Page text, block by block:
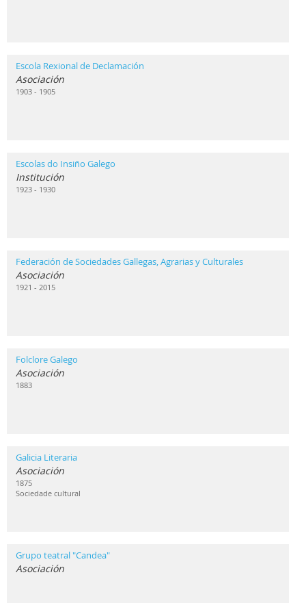
Escola Rexional de Declamación
Asociación
1903 - 1905
Escolas do Insiño Galego
Institución
1923 - 1930
Federación de Sociedades Gallegas, Agrarias y Culturales
Asociación
1921 - 2015
Folclore Galego
Asociación
1883
Galicia Literaria
Asociación
1875
Sociedade cultural
Grupo teatral "Candea"
Asociación